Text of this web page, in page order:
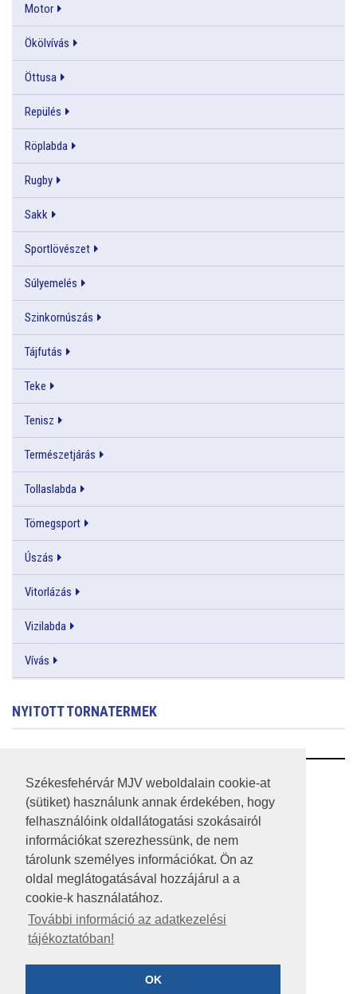
Székesfehérvár MJV weboldalain cookie-at
(sütiket) használunk annak érdekében, hogy
felhasználóink oldallátogatási szokásairól
információkat szerezhessünk, de nem
tárolunk személyes információkat. Ön az
oldal meglátogatásával hozzájárul a a
cookie-k használatához.
További információ az adatkezelési
tájékoztatóban!
OK
Motor
Ökölvívás
Öttusa
Repülés
Röplabda
Rugby
Sakk
Sportlövészet
Súlyemelés
Szinkornúszás
Tájfutás
Teke
Tenisz
Természetjárás
Tollaslabda
Tömegsport
Úszás
Vitorlázás
Vizilabda
Vívás
NYITOTT TORNATERMEK
RSS
A HONLAP 2017.03.31-I ÁLLAPOTA
JOGI NYILATKOZAT
IMPRESSZUM
KÖZÉRDEKŰ ADATOK